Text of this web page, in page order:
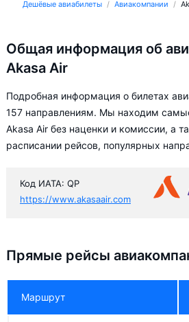
Дешёвые авиабилеты Авиакомпании
Общая информация об
Akasa Air
Подробная информация о билетах
157 направлениям. Мы находим
Akasa Air без наценки и комиссии, а
расписании рейсов, популярных
Код ИАТА: QP
https://www.akasaair.com
Прямые рейсы
Маршрут